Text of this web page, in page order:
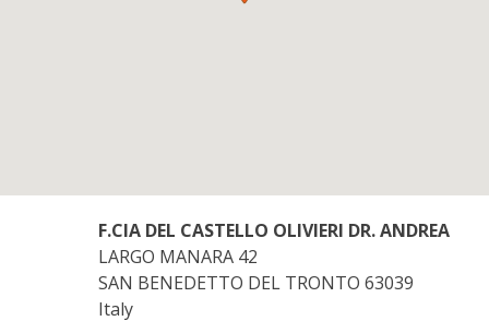
F.CIA DEL CASTELLO OLIVIERI DR. ANDREA
LARGO MANARA 42
SAN BENEDETTO DEL TRONTO 63039
Italy